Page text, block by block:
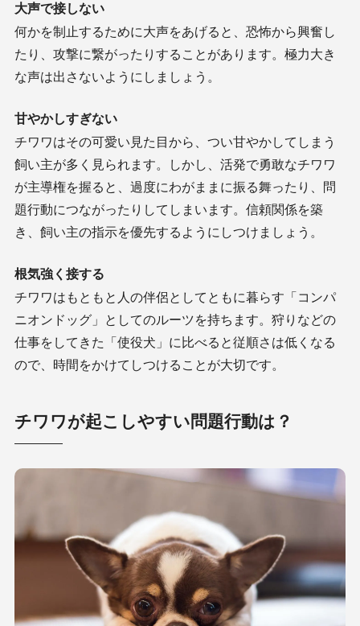
大声で接しない
何かを制止するために大声をあげると、恐怖から興奮し
たり、攻撃に繋がったりすることがあります。極力大き
な声は出さないようにしましょう。
甘やかしすぎない
チワワはその可愛い見た目から、つい甘やかしてしまう
飼い主が多く見られます。しかし、活発で勇敢なチワワ
が主導権を握ると、過度にわがままに振る舞ったり、問
題行動につながったりしてしまいます。信頼関係を築
き、飼い主の指示を優先するようにしつけましょう。
根気強く接する
チワワはもともと人の伴侶としてともに暮らす「コンパ
ニオンドッグ」としてのルーツを持ちます。狩りなどの
仕事をしてきた「使役犬」に比べると従順さは低くなる
ので、時間をかけてしつけることが大切です。
チワワが起こしやすい問題行動は？